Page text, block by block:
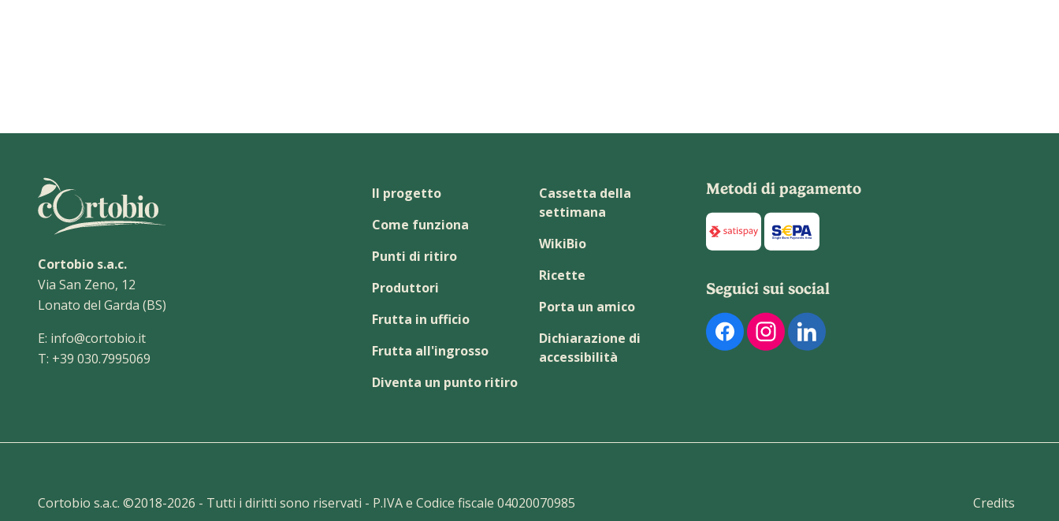
Cortobio s.a.c.
Via San Zeno, 12
Lonato del Garda (BS)
E: info@cortobio.it
T: +39 030.7995069
Il progetto
Come funziona
Punti di ritiro
Produttori
Frutta in ufficio
Frutta all'ingrosso
Diventa un punto ritiro
Cassetta della
settimana
WikiBio
Ricette
Porta un amico
Dichiarazione di
accessibilità
Metodi di pagamento
Di seguito sono elencati i metodi di pagamento disponibili
Seguici sui social
Di seguito sono elencati i nostri profili social ufficiali. Puoi
Cortobio s.a.c. ©2018-2026 - Tutti i diritti sono riservati - P.IVA e Codice fiscale 04020070985 Credits